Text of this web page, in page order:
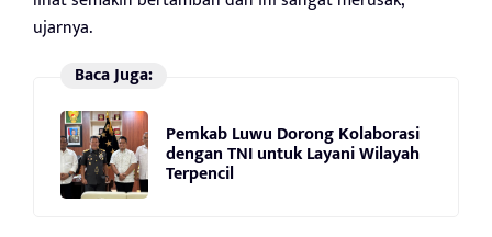
ujarnya.
Baca Juga:
Pemkab Luwu Dorong Kolaborasi
dengan TNI untuk Layani Wilayah
Terpencil